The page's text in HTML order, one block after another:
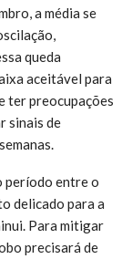
a média se
queda
aceitável para
ter preocupações
sinais de
período entre o
delicado para a
Para mitigar
precisará de